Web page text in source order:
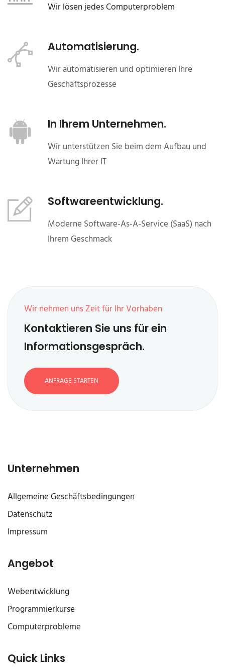
Wir lösen jedes Computerproblem
Automatisierung.
Wir automatisieren und optimieren Ihre
Geschäftsprozesse
In Ihrem Unternehmen.
Wir unterstützen Sie beim dem Aufbau und
Wartung Ihrer IT
Softwareentwicklung.
Moderne Software-As-A-Service (SaaS) nach
Ihrem Geschmack
Wir nehmen uns Zeit für Ihr Vorhaben
Kontaktieren Sie uns für ein
Informationsgespräch.
ANFRAGE STARTEN
Unternehmen
Allgemeine Geschäftsbedingungen
Datenschutz
Impressum
Angebot
Webentwicklung
Programmierkurse
Computerprobleme
Quick Links